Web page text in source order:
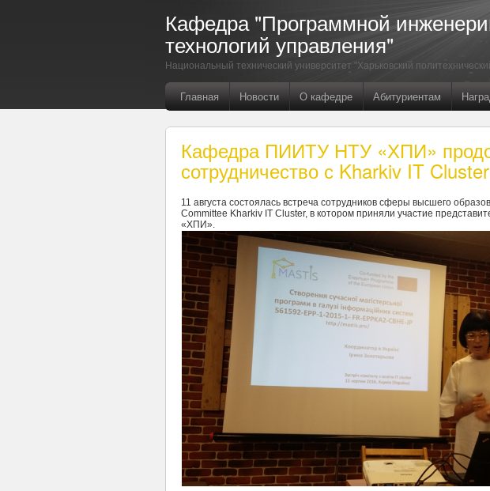
Кафедра "Программной
технологий управления"
Национальный технический университет "Харьковский
Главная Новости О кафедре Абитуриентам
Кафедра ПИИТУ НТУ «ХПИ»
сотрудничество с Kharkiv IT Cluster
11 августа состоялась встреча сотрудников сферы высшего
Committee Kharkiv IT Cluster, в котором приняли участие
«ХПИ».